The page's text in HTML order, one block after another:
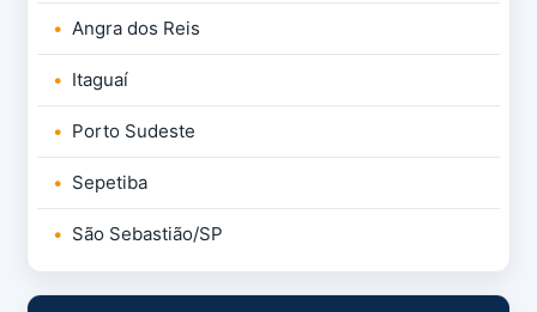
Angra dos Reis
Itaguaí
Porto Sudeste
Sepetiba
São Sebastião/SP